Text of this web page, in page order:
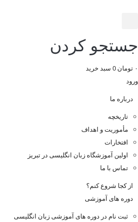
جستجو کردن
۰ تومان 0 سبد خرید
ورود
درباره ما
تاریخچه
مأموریت و اهداف
افتخارات
اولین آموزشگاه زبان انگلیسی در تبریز
تماس با ما
از کجا شروع کنم؟
دوره های آموزشی
ثبت نام در دوره های آموزشی زبان انگلیسی